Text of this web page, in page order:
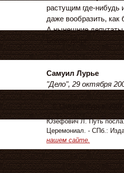
растущим где-нибудь
даже вообразить, как
А нынешние
Богом, дыре.
Самуил Лурье
"Дело", 29 октября
© Самуил Лурье, 2007.
Юзефович Л. Путь
Церемониал. - СПб.:
нашем сайте.